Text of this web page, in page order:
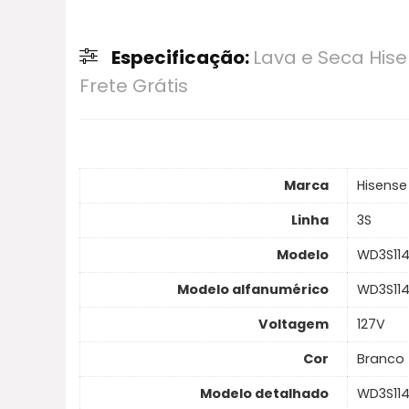
rotação e 13 programas de lavagem. É um
Especificação: Lava e Seca
Frete Grátis
Marca
Hisense
Linha
3S
Modelo
Modelo alfanumérico
Voltagem
127V
Cor
Branco
Modelo detalhado